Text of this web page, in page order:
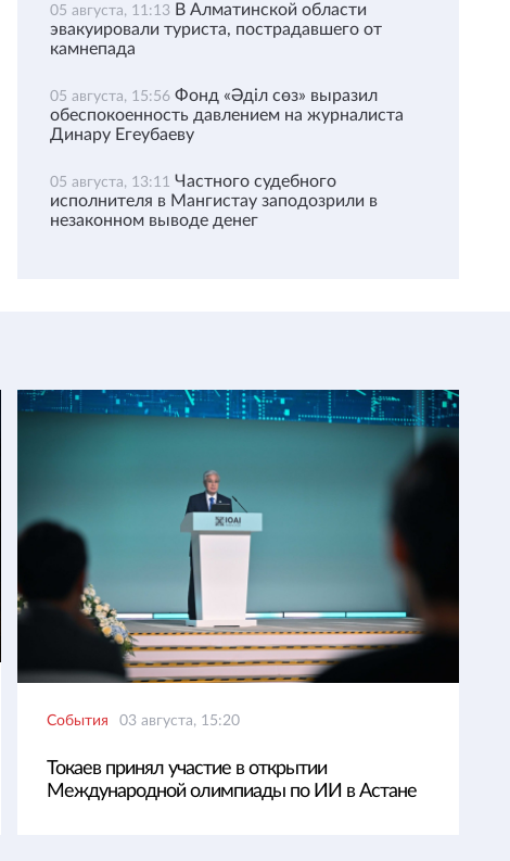
05 августа, 11:13 В Алматинской области
эвакуировали туриста, пострадавшего от
камнепада
05 августа, 15:56 Фонд «Әділ сөз» выразил
обеспокоенность давлением на журналиста
Динару Егеубаеву
05 августа, 13:11 Частного судебного
исполнителя в Мангистау заподозрили в
незаконном выводе денег
События 03 августа, 15:20
Токаев принял участие в открытии
Международной олимпиады по ИИ в Астане